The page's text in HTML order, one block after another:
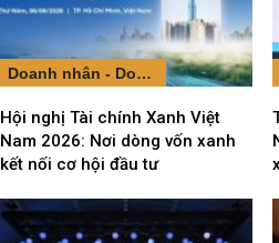
Doanh nhân - Doanh nghiệp
Hội nghị Tài chính Xanh Việt
Nam 2026: Nơi dòng vốn xanh
kết nối cơ hội đầu tư